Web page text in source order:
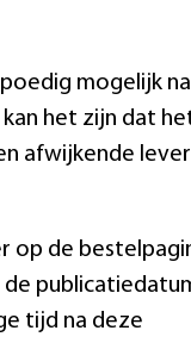
mogelijk na
het zijn dat
afwijkende
op de
de
tijd na deze